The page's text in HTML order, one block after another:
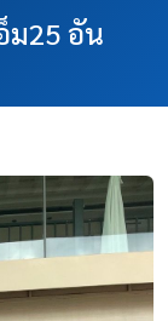
ม25 อัน